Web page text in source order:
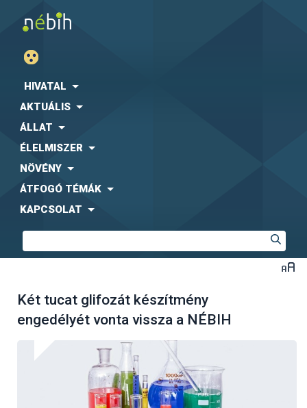
HIVATAL
AKTUÁLIS
ÁLLAT
ÉLELMISZER
NÖVÉNY
ÁTFOGÓ TÉMÁK
KAPCSOLAT
Két tucat glifozát készítmény
engedélyét vonta vissza a NÉBIH